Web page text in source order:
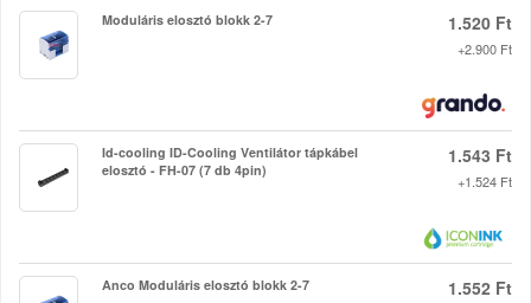
Moduláris elosztó blokk 2-7 1.520 Ft
+2.900 Ft
Id-cooling ID-Cooling Ventilátor tápkábel
elosztó - FH-07 (7 db 4pin)
1.543 Ft
+1.524 Ft
Anco Moduláris elosztó blokk 2-7 1.552 Ft